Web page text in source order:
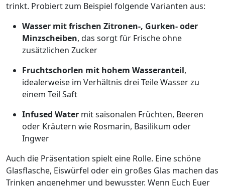
trinkt. Probiert zum Beispiel folgende Varianten aus:
Wasser mit frischen Zitronen-, Gurken- oder
Minzscheiben, das sorgt für Frische ohne
zusätzlichen Zucker
Fruchtschorlen mit hohem Wasseranteil,
idealerweise im Verhältnis drei Teile Wasser zu
einem Teil Saft
Infused Water mit saisonalen Früchten, Beeren
oder Kräutern wie Rosmarin, Basilikum oder
Ingwer
Auch die Präsentation spielt eine Rolle. Eine schöne
Glasflasche, Eiswürfel oder ein großes Glas machen das
Trinken angenehmer und bewusster. Wenn Euch Euer